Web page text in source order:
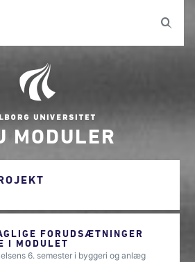
MODULER
FORUDSÆTNINGER
I MODULET
6. semester i byggeri og anlæg